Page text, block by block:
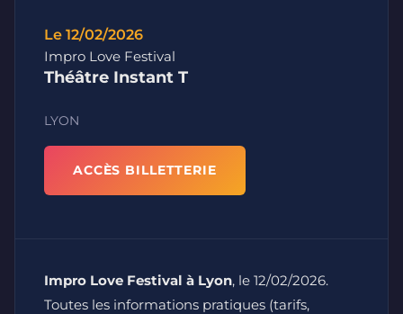
Le 12/02/2026
Impro Love Festival
Théâtre Instant T
LYON
ACCÈS BILLETTERIE
Impro Love Festival à Lyon, le 12/02/2026.
Toutes les informations pratiques (tarifs,